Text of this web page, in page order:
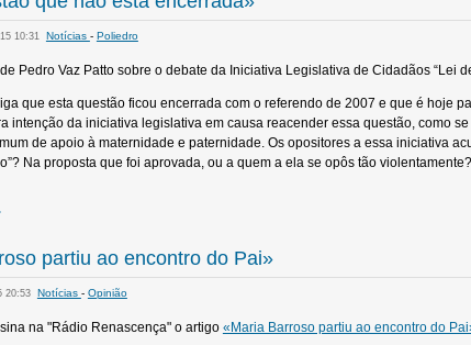
10:31 Notícias - Poliedro
Pedro Vaz Patto sobre o debate da Iniciativa Legislativa de Cidadãos “Lei
que esta questão ficou encerrada com o referendo de 2007 e que é hoje
intenção da iniciativa legislativa em causa reacender essa questão, como
de apoio à maternidade e paternidade. Os opositores a essa iniciativa
Na proposta que foi aprovada, ou a quem a ela se opôs tão violentamente?
partiu ao encontro do Pai»
20:53 Notícias - Opinião
na "Rádio Renascença" o artigo «Maria Barroso partiu ao encontro do